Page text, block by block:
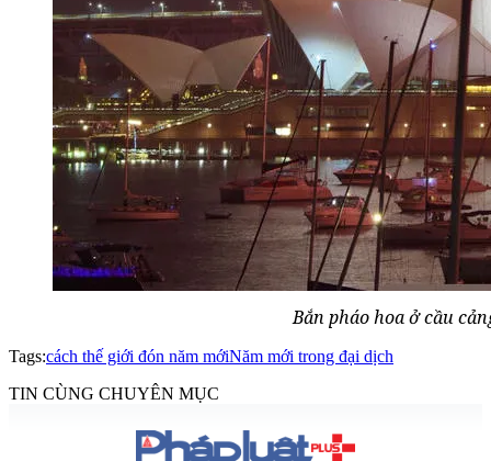
Bắn pháo hoa ở cầu
Tags:cách thế giới đón năm mớiNăm mới trong đại dịch
TIN CÙNG CHUYÊN MỤC